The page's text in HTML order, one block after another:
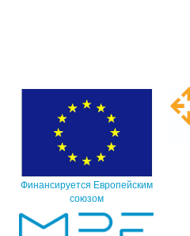
Финансируется Европейским
союзом